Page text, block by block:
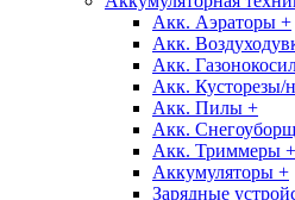
Акк. Аэраторы +
Акк.
Акк.
Акк.
Акк. Пилы +
Акк.
Акк. Триммеры +
Аккумуляторы +
Зарядные